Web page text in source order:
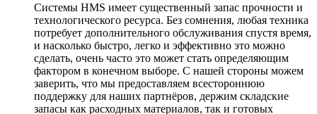
Системы HMS имеет существенный запас прочности и
технологического ресурса. Без сомнения, любая техника
потребует дополнительного обслуживания спустя время,
и насколько быстро, легко и эффективно это можно
сделать, очень часто это может стать определяющим
фактором в конечном выборе. С нашей стороны можем
заверить, что мы предоставляем всестороннюю
поддержку для наших партнёров, держим складские
запасы как расходных материалов, так и готовых